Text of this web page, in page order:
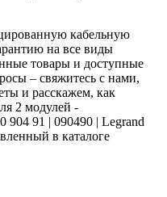
кабельную
на все виды
товары и доступные
– свяжитесь с нами,
и расскажем, как
2 модулей -
904 91 | 090490 | Legrand
в каталоге